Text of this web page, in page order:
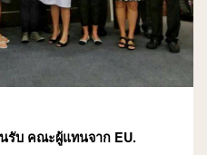
รับ คณะผู้แทนจาก EU.